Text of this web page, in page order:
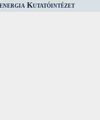
Kutatóintézet